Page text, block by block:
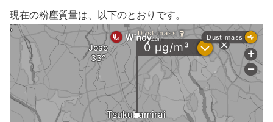
現在の粉塵質量は、以下のとおりです。